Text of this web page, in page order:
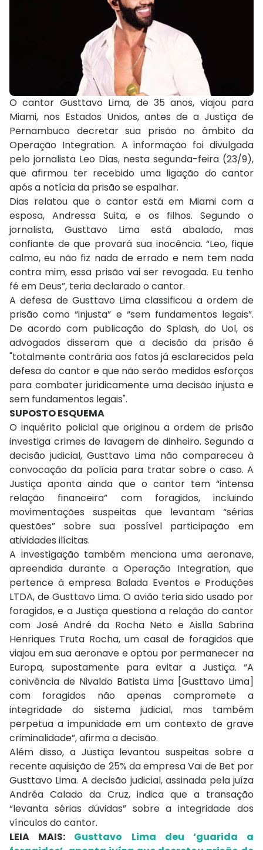
O cantor Gusttavo Lima, de 35 anos, viajou para
Miami, nos Estados Unidos, antes de a Justiça de
Pernambuco decretar sua prisão no âmbito da
Operação Integration. A informação foi divulgada
pelo jornalista Leo Dias, nesta segunda-feira (23/9),
que afirmou ter recebido uma ligação do cantor
após a notícia da prisão se espalhar.
Dias relatou que o cantor está em Miami com a
esposa, Andressa Suita, e os filhos. Segundo o
jornalista, Gusttavo Lima está abalado, mas
confiante de que provará sua inocência. “Leo, fique
calmo, eu não fiz nada de errado e nem tem nada
contra mim, essa prisão vai ser revogada. Eu tenho
fé em Deus”, teria declarado o cantor.
A defesa de Gusttavo Lima classificou a ordem de
prisão como “injusta” e “sem fundamentos legais”.
De acordo com publicação do Splash, do Uol, os
advogados disseram que a decisão da prisão é
"totalmente contrária aos fatos já esclarecidos pela
defesa do cantor e que não serão medidos esforços
para combater juridicamente uma decisão injusta e
sem fundamentos legais".
SUPOSTO ESQUEMA
O inquérito policial que originou a ordem de prisão
investiga crimes de lavagem de dinheiro. Segundo a
decisão judicial, Gusttavo Lima não compareceu à
convocação da polícia para tratar sobre o caso. A
Justiça aponta ainda que o cantor tem “intensa
relação financeira” com foragidos, incluindo
movimentações suspeitas que levantam “sérias
questões” sobre sua possível participação em
atividades ilícitas.
A investigação também menciona uma aeronave,
apreendida durante a Operação Integration, que
pertence à empresa Balada Eventos e Produções
LTDA, de Gusttavo Lima. O avião teria sido usado por
foragidos, e a Justiça questiona a relação do cantor
com José André da Rocha Neto e Aislla Sabrina
Henriques Truta Rocha, um casal de foragidos que
viajou em sua aeronave e optou por permanecer na
Europa, supostamente para evitar a Justiça. “A
conivência de Nivaldo Batista Lima [Gusttavo Lima]
com foragidos não apenas compromete a
integridade do sistema judicial, mas também
perpetua a impunidade em um contexto de grave
criminalidade”, afirma a decisão.
Além disso, a Justiça levantou suspeitas sobre a
recente aquisição de 25% da empresa Vai de Bet por
Gusttavo Lima. A decisão judicial, assinada pela juíza
Andréa Calado da Cruz, indica que a transação
“levanta sérias dúvidas” sobre a integridade dos
vínculos do cantor.
LEIA MAIS: Gusttavo Lima deu ‘guarida a